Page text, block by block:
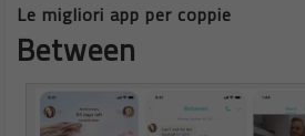
Le migliori app per coppie
Between